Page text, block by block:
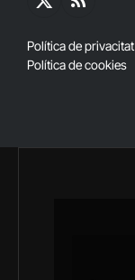
X
RSS
Política de privacitat
Política de cookies